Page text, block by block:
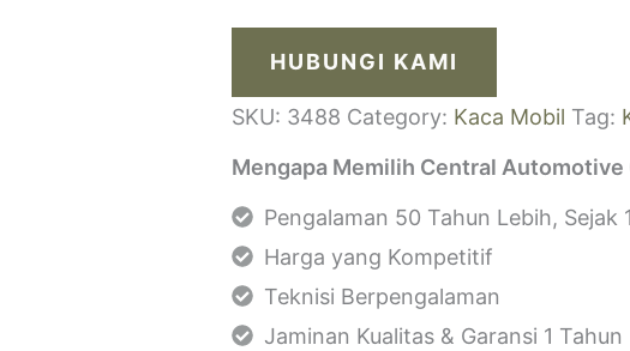
HUBUNGI KAMI
SKU: 3488 Category: Kaca Mobil Tag:
Mengapa Memilih Central Automotive
Pengalaman 50 Tahun Lebih, Sejak
Harga yang Kompetitif
Teknisi Berpengalaman
Jaminan Kualitas & Garansi 1 Tahun